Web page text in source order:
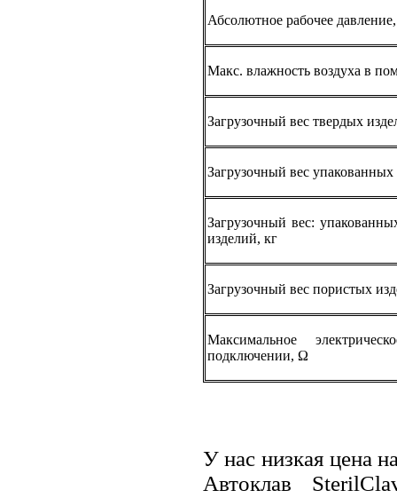
Абсолютное рабочее
Макс. влажность воздуха в
Загрузочный вес твердых
Загрузочный вес
Загрузочный вес:
изделий, кг
Загрузочный вес пористых
Максимальное
подключении, Ω
У нас низкая цена
Автоклав